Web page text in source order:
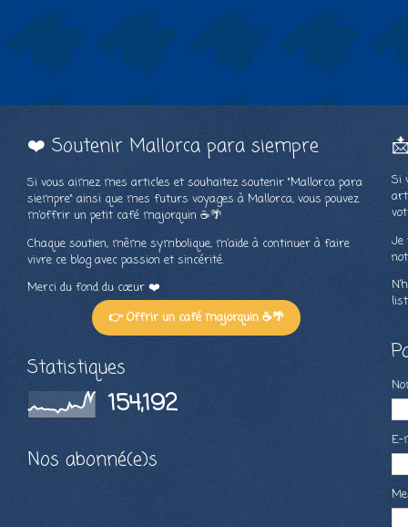
❤️ Soutenir Mallorca para siempre
Si vous aimez mes articles et souhaitez soutenir "Mallorca para
siempre" ainsi que mes futurs voyages à Mallorca, vous pouvez
m’offrir un petit café majorquin ☕🌴
Chaque soutien, même symbolique, m’aide à continuer à faire
vivre ce blog avec passion et sincérité.
Merci du fond du cœur ❤️
👉 Offrir un café majorquin ☕🌴
Statistiques
154,192
Nos abonné(e)s
Si
Je